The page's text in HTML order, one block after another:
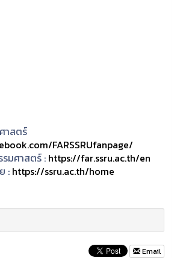
าสตร์
FARSSRUfanpage/
มศาสตร์ : https://far.ssru.ac.th/en
: https://ssru.ac.th/home
Email